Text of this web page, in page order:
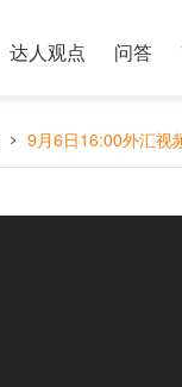
达人观点 问答
9月6日16:00外汇视